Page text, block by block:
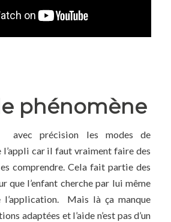
phénomène
avec précision les modes de
car il faut vraiment faire des
comprendre. Cela fait partie des
que l’enfant cherche par lui même
l’application. Mais là ça manque
adaptées et l’aide n’est pas d’un